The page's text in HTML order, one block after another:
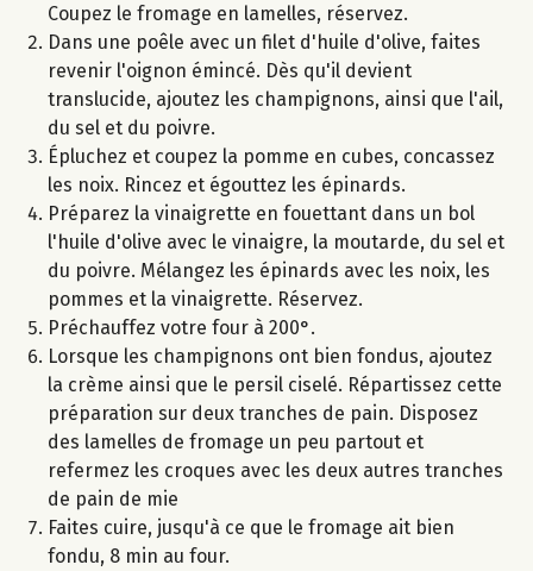
Coupez le fromage en lamelles, réservez.
Dans une poêle avec un filet d'huile d'olive, faites
revenir l'oignon émincé. Dès qu'il devient
translucide, ajoutez les champignons, ainsi que l'ail,
du sel et du poivre.
Épluchez et coupez la pomme en cubes, concassez
les noix. Rincez et égouttez les épinards.
Préparez la vinaigrette en fouettant dans un bol
l'huile d'olive avec le vinaigre, la moutarde, du sel et
du poivre. Mélangez les épinards avec les noix, les
pommes et la vinaigrette. Réservez.
Préchauffez votre four à 200°.
Lorsque les champignons ont bien fondus, ajoutez
la crème ainsi que le persil ciselé. Répartissez cette
préparation sur deux tranches de pain. Disposez
des lamelles de fromage un peu partout et
refermez les croques avec les deux autres tranches
de pain de mie
Faites cuire, jusqu'à ce que le fromage ait bien
fondu, 8 min au four.